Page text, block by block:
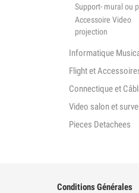
Support- mural ou
Accessoire Video
projection
Informatique
Flight et
Connectique et
Video salon et
Pieces Detachees
Conditions Générales